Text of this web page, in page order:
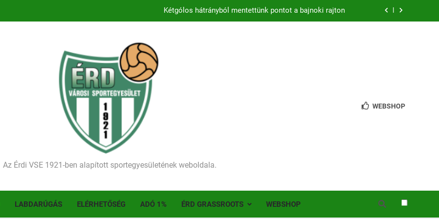
Kétgólos hátrányból mentettünk pontot a bajnoki rajton
Történelmet írt az I. Érdi Football Fesztivál – több mint 200 játékos lépett pályára Érden
Ellenfelünk visszalépése miatt játék nélkül jutottunk tovább a MOL Magyar Kupában
Kezdődik a 2026–2027-es szezon – hazai pályán rajtol az Érdi VSE!
Történelmet írt az I. Érdi Football Fesztivál – több mint 200 játékos lépett pályára Érden
Az Érdi VSE 1921-ben alapított sportegyesületének weboldala.
WEBSHOP
LABDARÚGÁS ELÉRHETŐSÉG ADÓ 1% ÉRD GRASSROOTS WEBSHOP